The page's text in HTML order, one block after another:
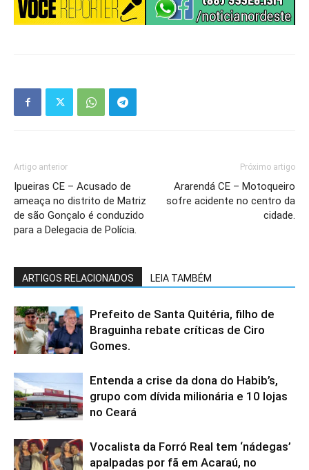
Artigo anterior
Ipueiras CE – Acusado de
ameaça no distrito de Matriz
de são Gonçalo é conduzido
para a Delegacia de Polícia.
Próximo artigo
Ararendá CE – Motoqueiro
sofre acidente no centro da
cidade.
ARTIGOS RELACIONADOS LEIA TAMBÉM
Prefeito de Santa Quitéria, filho de
Braguinha rebate críticas de Ciro
Gomes.
Entenda a crise da dona do Habib’s,
grupo com dívida milionária e 10 lojas
no Ceará
Vocalista da Forró Real tem ‘nádegas’
apalpadas por fã em Acaraú, no